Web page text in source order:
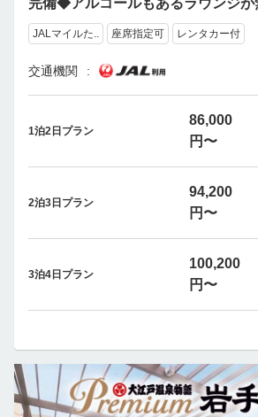
JALマイルた.. 座席指定可 レンタカー付
交通機関
1泊2日プラン
86,000
円〜
2泊3日プラン
94,200
円〜
3泊4日プラン
100,200
円〜